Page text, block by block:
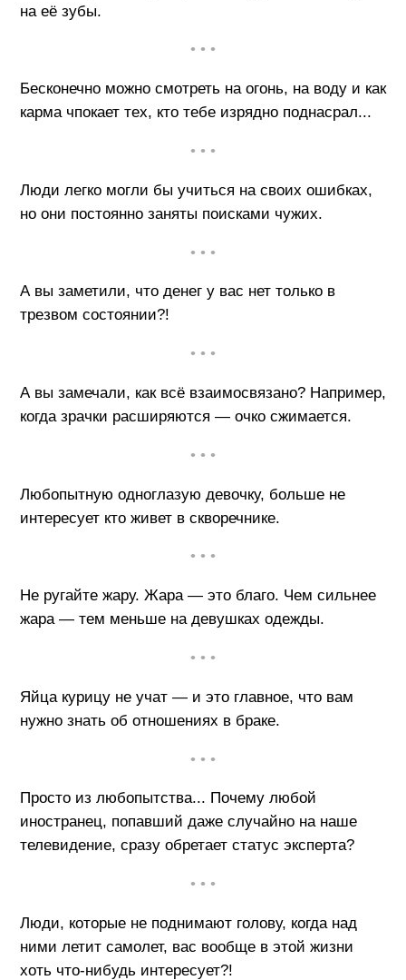
на её зубы.
• • •
Бесконечно можно смотреть на огонь, на воду и как
карма чпокает тех, кто тебе изрядно поднасрал...
• • •
Люди легко могли бы учиться на своих ошибках,
но они постоянно заняты поисками чужих.
• • •
А вы заметили, что денег у вас нет только в
трезвом состоянии?!
• • •
А вы замечали, как всё взаимосвязано? Например,
когда зрачки расширяются — очко сжимается.
• • •
Любопытную одноглазую девочку, больше не
интересует кто живет в скворечнике.
• • •
Не ругайте жару. Жара — это благо. Чем сильнее
жара — тем меньше на девушках одежды.
• • •
Яйца курицу не учат — и это главное, что вам
нужно знать об отношениях в браке.
• • •
Просто из любопытства... Почему любой
иностранец, попавший даже случайно на наше
телевидение, сразу обретает статус эксперта?
• • •
Люди, которые не поднимают голову, когда над
ними летит самолет, вас вообще в этой жизни
хоть что-нибудь интересует?!